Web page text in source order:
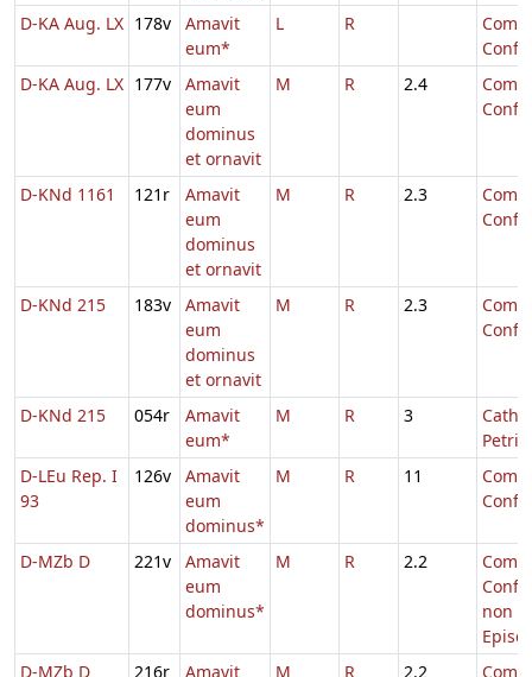
D-KA Aug. LX 178v
Amavit
eum*
L R
D-KA Aug. LX 177v
Amavit
eum
dominus
et ornavit
M R 2.4
D-KNd 1161 121r
Amavit
eum
dominus
et ornavit
M R 2.3
D-KNd 215 183v
Amavit
eum
dominus
et ornavit
M R 2.3
D-KNd 215 054r
Amavit
eum*
M R 3
Petri
D-LEu Rep. I
93
126v
Amavit
eum
dominus*
M R 11
D-MZb D 221v
Amavit
eum
dominus*
M R 2.2
non
D-MZb D
216r Amavit M R 2.2